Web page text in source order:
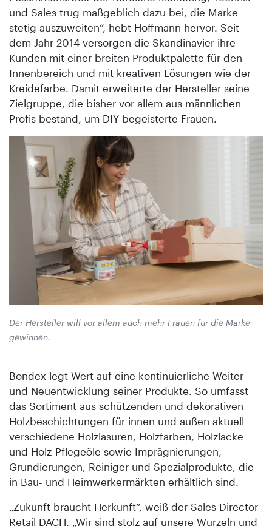
und Sales trug maßgeblich dazu bei, die Marke
stetig auszuweiten“, hebt Hoffmann hervor. Seit
dem Jahr 2014 versorgen die Skandinavier ihre
Kunden mit einer breiten Produktpalette für den
Innenbereich und mit kreativen Lösungen wie der
Kreidefarbe. Damit erweiterte der Hersteller seine
Zielgruppe, die bisher vor allem aus männlichen
Profis bestand, um DIY-begeisterte Frauen.
Der Hersteller will vor allem auch mehr Frauen für die Marke
gewinnen.
Bondex legt Wert auf eine kontinuierliche Weiter-
und Neuentwicklung seiner Produkte. So umfasst
das Sortiment aus schützenden und dekorativen
Holzbeschichtungen für innen und außen aktuell
verschiedene Holzlasuren, Holzfarben, Holzlacke
und Holz-Pflegeöle sowie Imprägnierungen,
Grundierungen, Reiniger und Spezialprodukte, die
in Bau- und Heimwerkermärkten erhältlich sind.
„Zukunft braucht Herkunft“, weiß der Sales Director
Retail DACH. „Wir sind stolz auf unsere Wurzeln und